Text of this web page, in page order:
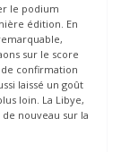
le podium
édition. En
sur le score
de confirmation
laissé un goût
loin. La Libye,
nouveau sur la